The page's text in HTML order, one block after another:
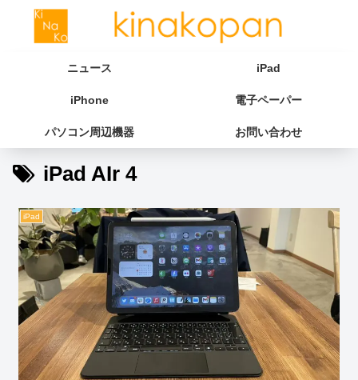
ニュース iPad
iPhone 電子ペーパー
パソコン周辺機器 お問い合わせ
iPad AIr 4
iPad